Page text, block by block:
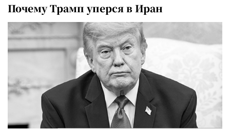
Почему Трамп уперся в Иран